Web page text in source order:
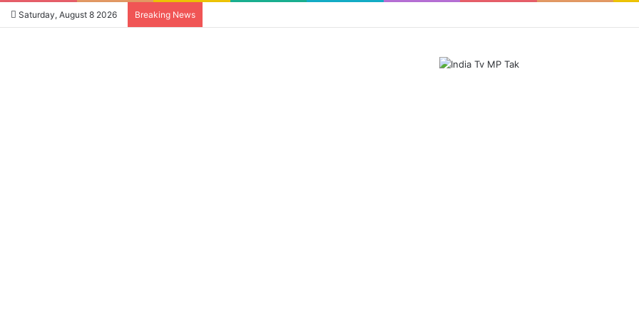
Saturday, August 8 2026 Breaking News